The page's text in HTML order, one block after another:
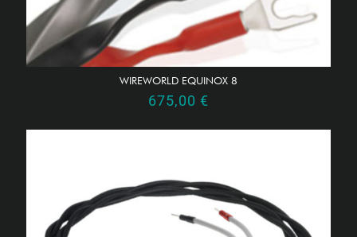
WIREWORLD EQUINOX 8
675,00 €